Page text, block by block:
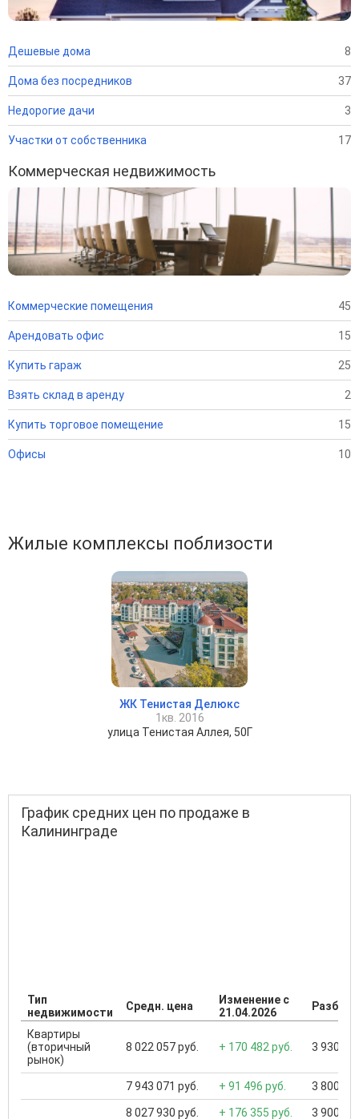
Дешевые дома 8
Дома без посредников 37
Недорогие дачи 3
Участки от собственника 17
Коммерческая недвижимость
Коммерческие помещения 45
Арендовать офис 15
Купить гараж 25
Взять склад в аренду 2
Купить торговое помещение 15
Офисы 10
Жилые комплексы поблизости
ЖК Тенистая Делюкс
1кв. 2016
улица Тенистая Аллея, 50Г
График средних цен по продаже в
Калининграде
Тип
недвижимости
Средн. цена
Изменение с
21.04.2026
Квартиры
(вторичный
рынок)
8 022 057 руб. + 170 482 руб. 3 930
7 943 071 руб. + 91 496 руб. 3 800
8 027 930 руб. + 176 355 руб. 3 900